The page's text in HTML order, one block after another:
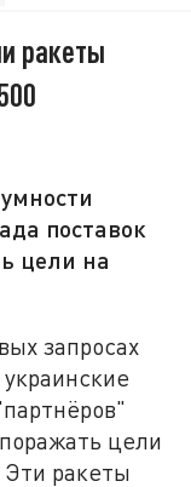
ракеты
поставок
цели на
запросах
цели
Эти ракеты